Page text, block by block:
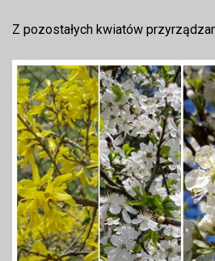
Z pozostałych kwiatów